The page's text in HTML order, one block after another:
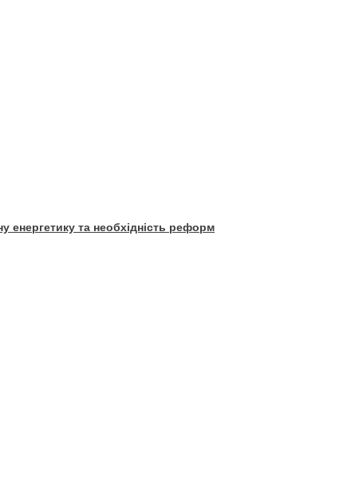
енергетику та необхідність реформ